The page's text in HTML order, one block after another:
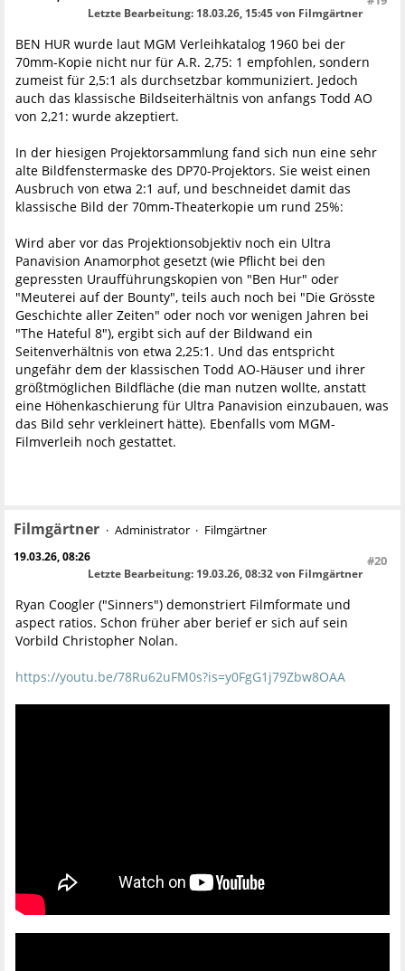
Letzte Bearbeitung: 18.03.26, 15:45 von Filmgärtner
BEN HUR wurde laut MGM Verleihkatalog 1960 bei der
70mm-Kopie nicht nur für A.R. 2,75: 1 empfohlen, sondern
zumeist für 2,5:1 als durchsetzbar kommuniziert. Jedoch
auch das klassische Bildseiterhältnis von anfangs Todd AO
von 2,21: wurde akzeptiert.
In der hiesigen Projektorsammlung fand sich nun eine sehr
alte Bildfenstermaske des DP70-Projektors. Sie weist einen
Ausbruch von etwa 2:1 auf, und beschneidet damit das
klassische Bild der 70mm-Theaterkopie um rund 25%:
Wird aber vor das Projektionsobjektiv noch ein Ultra
Panavision Anamorphot gesetzt (wie Pflicht bei den
gepressten Uraufführungskopien von "Ben Hur" oder
"Meuterei auf der Bounty", teils auch noch bei "Die Grösste
Geschichte aller Zeiten" oder noch vor wenigen Jahren bei
"The Hateful 8"), ergibt sich auf der Bildwand ein
Seitenverhältnis von etwa 2,25:1. Und das entspricht
ungefähr dem der klassischen Todd AO-Häuser und ihrer
größtmöglichen Bildfläche (die man nutzen wollte, anstatt
eine Höhenkaschierung für Ultra Panavision einzubauen, was
das Bild sehr verkleinert hätte). Ebenfalls vom MGM-
Filmverleih noch gestattet.
Filmgärtner Administrator Filmgärtner
19.03.26, 08:26 #20
Letzte Bearbeitung: 19.03.26, 08:32 von Filmgärtner
Ryan Coogler ("Sinners") demonstriert Filmformate und
aspect ratios. Schon früher aber berief er sich auf sein
Vorbild Christopher Nolan.
https://youtu.be/78Ru62uFM0s?is=y0FgG1j79Zbw8OAA